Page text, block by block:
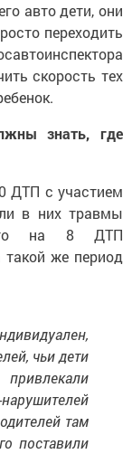
авто дети, они
переходить
скорость тех
знать, где
ДТП с участием
в них травмы
Это на 8 ДТП
же период
чьи дети
там
поставили